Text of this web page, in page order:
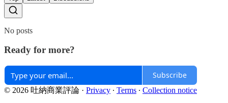
No posts
Ready for more?
Subscribe
© 2026 吐納商業評論 · Privacy ∙ Terms ∙ Collection notice